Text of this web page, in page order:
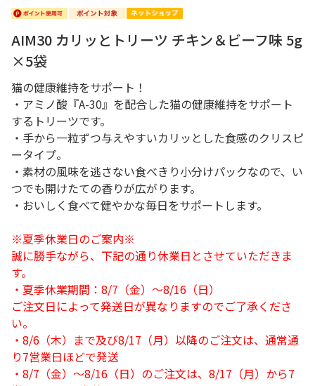
AIM30 カリッとトリーツ チキン＆ビーフ味 5g
×5袋
猫の健康維持をサポート！
・アミノ酸『A-30』を配合した猫の健康維持をサポート
するトリーツです。
・手から一粒ずつ与えやすいカリッとした食感のクリスピ
ータイプ。
・素材の風味を逃さない食べきり小分けパックなので、い
つでも開けたての香りが広がります。
・おいしく食べて健やかな毎日をサポートします。
※夏季休業日のご案内※
誠に勝手ながら、下記の通り休業日とさせていただきま
す。
・夏季休業期間：8/7（金）～8/16（日）
ご注文日によって発送日が異なりますのでご了承くださ
い。
・8/6（木）まで及び8/17（月）以降のご注文は、通常通
り7営業日ほどで発送
・8/7（金）～8/16（日）のご注文は、8/17（月）から7